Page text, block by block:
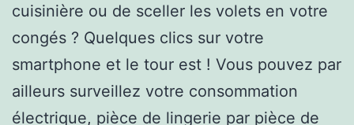
cuisinière ou de sceller les volets en votre
congés ? Quelques clics sur votre
smartphone et le tour est ! Vous pouvez par
ailleurs surveillez votre consommation
électrique, pièce de lingerie par pièce de